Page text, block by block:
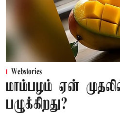
Webstories
மாம்பழம் ஏன்
பழுக்கிறது?